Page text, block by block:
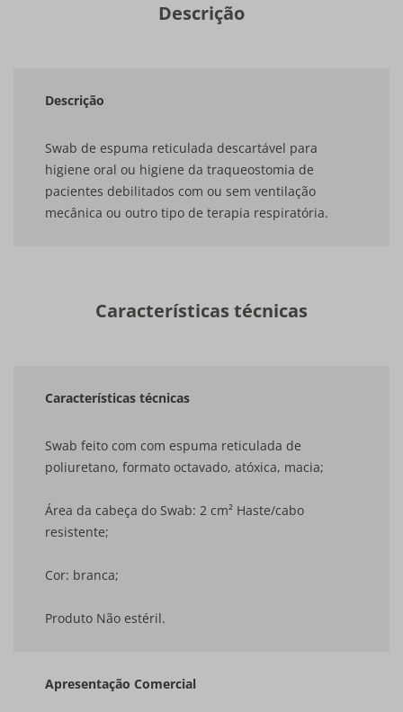
Descrição
Descrição
Swab de espuma reticulada descartável para
higiene oral ou higiene da traqueostomia de
pacientes debilitados com ou sem ventilação
mecânica ou outro tipo de terapia respiratória.
Características técnicas
Características técnicas
Swab feito com com espuma reticulada de
poliuretano, formato octavado, atóxica, macia;
Área da cabeça do Swab: 2 cm² Haste/cabo
resistente;
Cor: branca;
Produto Não estéril.
Apresentação Comercial